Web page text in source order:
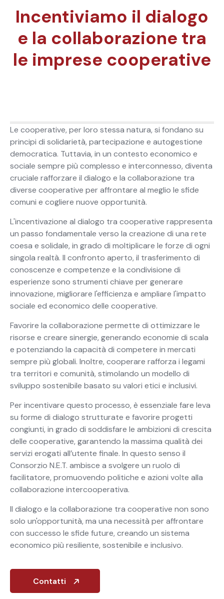
Incentiviamo il dialogo
e la collaborazione tra
le imprese cooperative
Le cooperative, per loro stessa natura, si fondano su
principi di solidarietà, partecipazione e autogestione
democratica. Tuttavia, in un contesto economico e
sociale sempre più complesso e interconnesso, diventa
cruciale rafforzare il dialogo e la collaborazione tra
diverse cooperative per affrontare al meglio le sfide
comuni e cogliere nuove opportunità.
L'incentivazione al dialogo tra cooperative rappresenta
un passo fondamentale verso la creazione di una rete
coesa e solidale, in grado di moltiplicare le forze di ogni
singola realtà. Il confronto aperto, il trasferimento di
conoscenze e competenze e la condivisione di
esperienze sono strumenti chiave per generare
innovazione, migliorare l'efficienza e ampliare l'impatto
sociale ed economico delle cooperative.
Favorire la collaborazione permette di ottimizzare le
risorse e creare sinergie, generando economie di scala
e potenziando la capacità di competere in mercati
sempre più globali. Inoltre, cooperare rafforza i legami
tra territori e comunità, stimolando un modello di
sviluppo sostenibile basato su valori etici e inclusivi.
Per incentivare questo processo, è essenziale fare leva
su forme di dialogo strutturate e favorire progetti
congiunti, in grado di soddisfare le ambizioni di crescita
delle cooperative, garantendo la massima qualità dei
servizi erogati all’utente finale. In questo senso il
Consorzio N.E.T. ambisce a svolgere un ruolo di
facilitatore, promuovendo politiche e azioni volte alla
collaborazione intercooperativa.
Il dialogo e la collaborazione tra cooperative non sono
solo un'opportunità, ma una necessità per affrontare
con successo le sfide future, creando un sistema
economico più resiliente, sostenibile e inclusivo.
Contatti